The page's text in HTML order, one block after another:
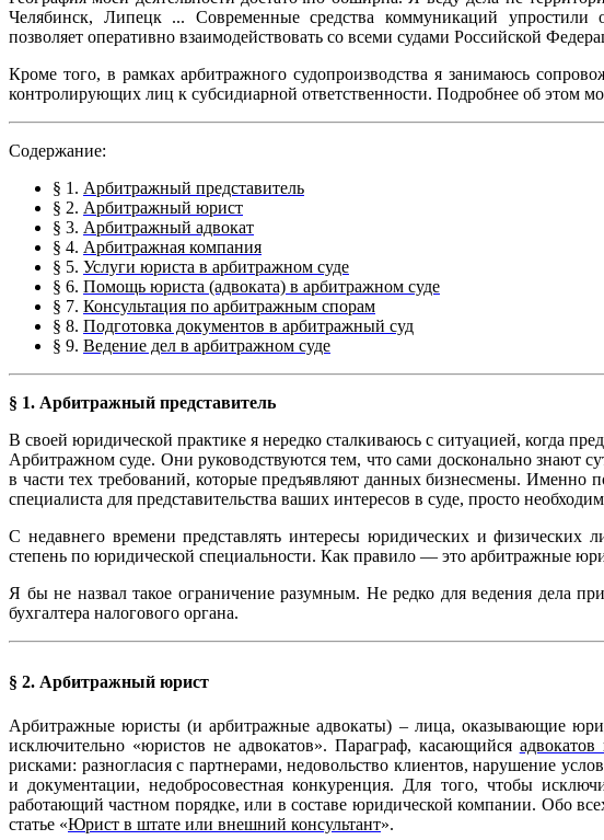
Челябинск, Липецк ... Современные средства коммуникаций упростили
позволяет оперативно взаимодействовать со всеми судами Российской
Кроме того, в рамках арбитражного судопроизводства я занимаюсь
контролирующих лиц к субсидиарной ответственности. Подробнее об этом
Содержание:
§ 1. Арбитражный представитель
§ 2. Арбитражный юрист
§ 3. Арбитражный адвокат
§ 4. Арбитражная компания
§ 5. Услуги юриста в арбитражном суде
§ 6. Помощь юриста (адвоката) в арбитражном суде
§ 7. Консультация по арбитражным спорам
§ 8. Подготовка документов в арбитражный суд
§ 9. Ведение дел в арбитражном суде
§ 1. Арбитражный представитель
В своей юридической практике я нередко сталкиваюсь с ситуацией, когда
Арбитражном суде. Они руководствуются тем, что сами досконально знают
в части тех требований, которые предъявляют данных бизнесмены. Именно
специалиста для представительства ваших интересов в суде, просто
С недавнего времени представлять интересы юридических и
степень по юридической специальности. Как правило — это арбитражные
Я бы не назвал такое ограничение разумным. Не редко для ведения дела
бухгалтера налогового органа.
§ 2. Арбитражный юрист
Арбитражные юристы (и арбитражные адвокаты) – лица, оказывающие
исключительно «юристов не адвокатов». Параграф, касающийся
рисками: разногласия с партнерами, недовольство клиентов, нарушение
и документации, недобросовестная конкуренция. Для того, чтобы
работающий частном порядке, или в составе юридической компании. Обо
статье «Юрист в штате или внешний консультант».